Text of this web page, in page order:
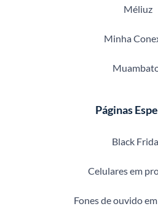
Méliuz
Minha
Páginas
Black
Celulares em
Fones de ouvido